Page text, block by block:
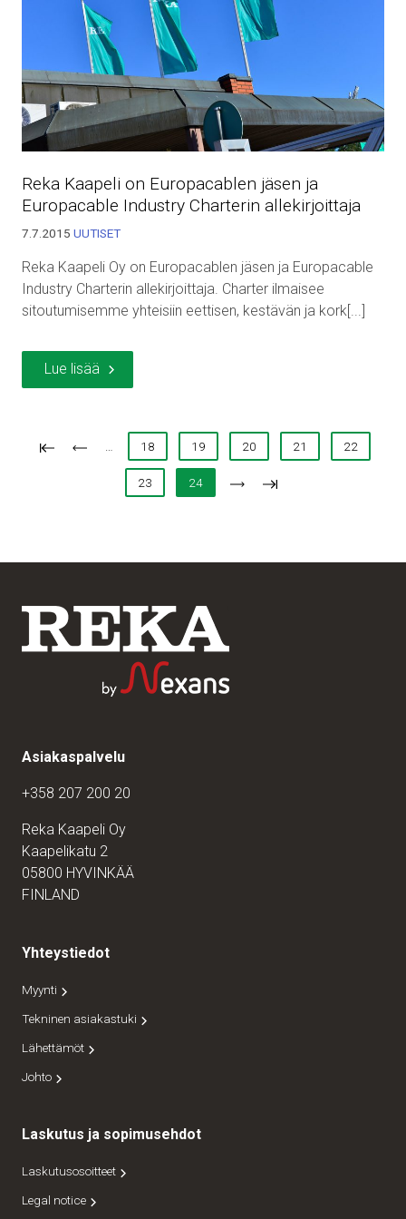
Reka Kaapeli on Europacablen jäsen ja
Europacable Industry Charterin allekirjoittaja
7.7.2015 UUTISET
Reka Kaapeli Oy on Europacablen jäsen ja Europacable
Industry Charterin allekirjoittaja. Charter ilmaisee
sitoutumisemme yhteisiin eettisen, kestävän ja kork[...]
Lue lisää
… 18 19 20 21 22
23 24
Asiakaspalvelu
+358 207 200 20
Reka Kaapeli Oy
Kaapelikatu 2
05800 HYVINKÄÄ
FINLAND
Yhteystiedot
Myynti
Tekninen asiakastuki
Lähettämöt
Johto
Laskutus ja sopimusehdot
Laskutusosoitteet
Legal notice